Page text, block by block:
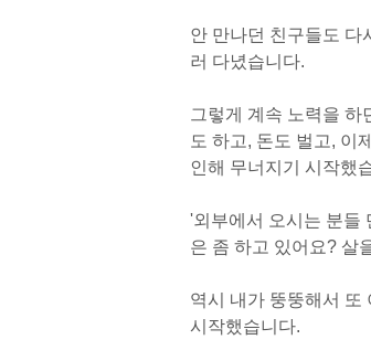
안 만나던 친구들도 다
러 다녔습니다.
그렇게 계속 노력을 하
도 하고, 돈도 벌고, 이
인해 무너지기 시작했
'외부에서 오시는 분들
은 좀 하고 있어요? 살
역시 내가 뚱뚱해서 또
시작했습니다.